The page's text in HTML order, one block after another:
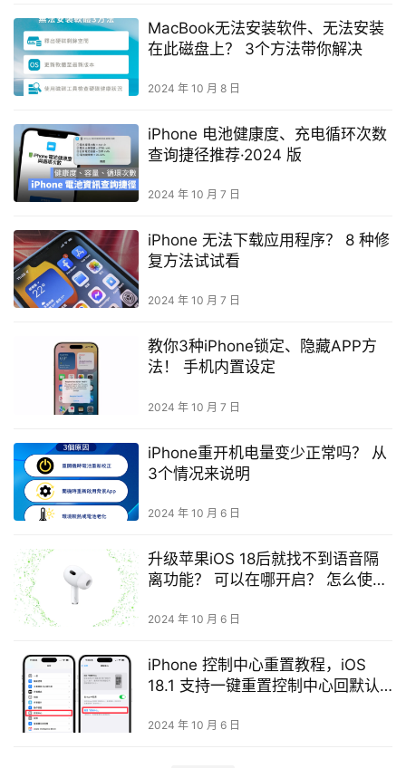
MacBook无法安装软件、无法安装
在此磁盘上？ 3个方法带你解决
2024 年 10 月 8 日
iPhone 电池健康度、充电循环次数
查询捷径推荐·2024 版
2024 年 10 月 7 日
iPhone 无法下载应用程序？ 8 种修
复方法试试看
2024 年 10 月 7 日
教你3种iPhone锁定、隐藏APP方
法！ 手机内置设定
2024 年 10 月 7 日
iPhone重开机电量变少正常吗？ 从
3个情况来说明
2024 年 10 月 6 日
升级苹果iOS 18后就找不到语音隔
离功能？ 可以在哪开启？ 怎么使
2024 年 10 月 6 日
iPhone 控制中心重置教程，iOS
18.1 支持一键重置控制中心回默认
2024 年 10 月 6 日